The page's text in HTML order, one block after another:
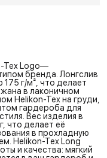
Tex Logo—
бренда. Лонгслив
175 г/м², что делает
в лаконичном
Helikon-Tex на груди,
гардероба для
Вес изделия в
что делает её
в прохладную
Helikon-Tex Long
и качества: мягкий